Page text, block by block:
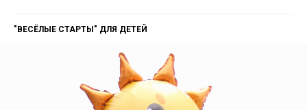
"ВЕСЁЛЫЕ СТАРТЫ" ДЛЯ ДЕТЕЙ